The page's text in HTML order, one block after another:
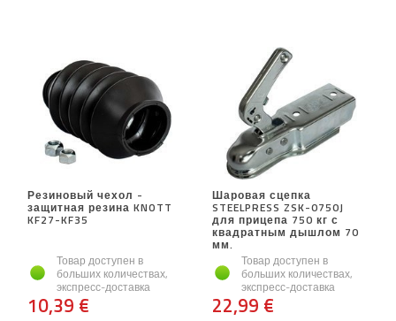
Резиновый чехол -
защитная резина KNOTT
KF27-KF35
Товар доступен в
больших количествах,
экспресс-доставка
10,39 €
Шаровая сцепка
STEELPRESS ZSK-0750J
для прицепа 750 кг с
квадратным дышлом 70
мм.
Товар доступен в
больших количествах,
экспресс-доставка
22,99 €